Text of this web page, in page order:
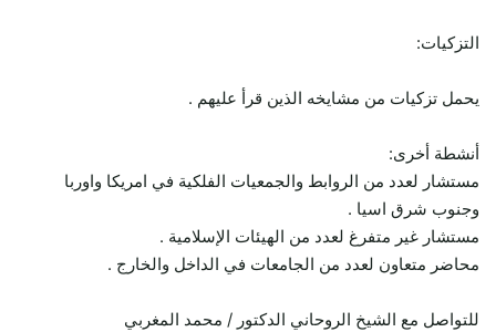
التزكيات:
يحمل تزكيات من مشايخه الذين قرأ عليهم .
أنشطة أخرى:
مستشار لعدد من الروابط والجمعيات الفلكية في امريكا واوربا
وجنوب شرق اسيا .
مستشار غير متفرغ لعدد من الهيئات الإسلامية .
محاضر متعاون لعدد من الجامعات في الداخل والخارج .
للتواصل مع الشيخ الروحاني الدكتور / محمد المغربي